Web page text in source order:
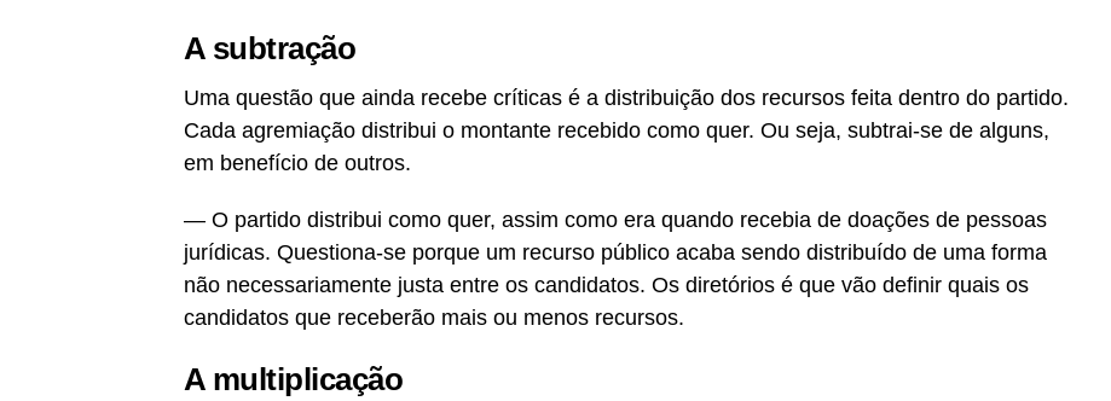
A subtração
Uma questão que ainda recebe críticas é a distribuição dos recursos feita dentro do partido.
Cada agremiação distribui o montante recebido como quer. Ou seja, subtrai-se de alguns,
em benefício de outros.
— O partido distribui como quer, assim como era quando recebia de doações de pessoas
jurídicas. Questiona-se porque um recurso público acaba sendo distribuído de uma forma
não necessariamente justa entre os candidatos. Os diretórios é que vão definir quais os
candidatos que receberão mais ou menos recursos.
A multiplicação